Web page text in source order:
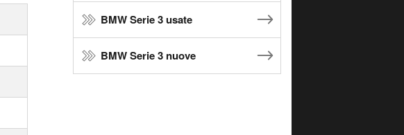
BMW Serie 3 usate
BMW Serie 3 nuove